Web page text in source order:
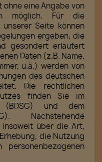
eine Angabe von
möglich. Für die
Seite können
ergeben, die
gesondert erläutert
Daten (z.B. Name,
u.ä.) werden von
des deutschen
Die rechtlichen
finden Sie im
(BDSG) und dem
Nachstehende
insoweit über die Art,
die Nutzung